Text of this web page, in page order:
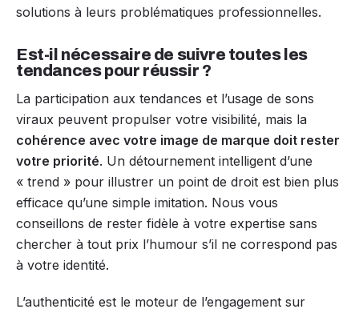
solutions à leurs problématiques professionnelles.
Est-il nécessaire de suivre toutes les
tendances pour réussir ?
La participation aux tendances et l’usage de sons
viraux peuvent propulser votre visibilité, mais la
cohérence avec votre image de marque doit rester
votre priorité. Un détournement intelligent d’une
« trend » pour illustrer un point de droit est bien plus
efficace qu’une simple imitation. Nous vous
conseillons de rester fidèle à votre expertise sans
chercher à tout prix l’humour s’il ne correspond pas
à votre identité.
L’authenticité est le moteur de l’engagement sur